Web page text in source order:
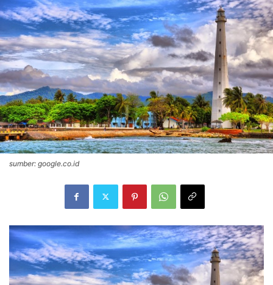
sumber: google.co.id